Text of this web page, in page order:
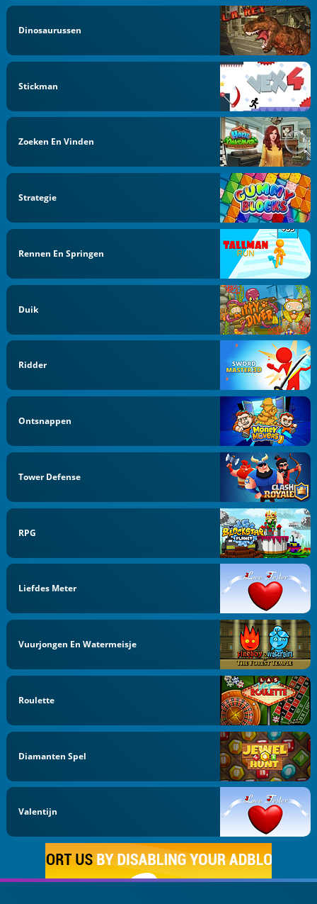
Dinosaurussen
Stickman
Zoeken En Vinden
Strategie
Rennen En Springen
Duik
Ridder
Ontsnappen
Tower Defense
RPG
Liefdes Meter
Vuurjongen En Watermeisje
Roulette
Diamanten Spel
Valentijn